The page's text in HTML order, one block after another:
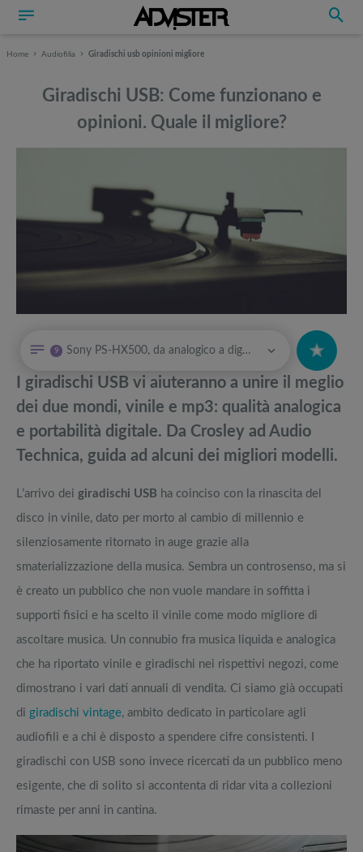
Home Audiofilia Giradischi usb opinioni migliore
Giradischi USB: Come funzionano e
opinioni. Quale il migliore?
La top 5 delle fotocamere mirrorless: ecco i migliori modelli del
Top 5 dei migliori tv 70 pollici smart e 4k del 2023
Attrezzi sportivi a metà prezzo Black Friday: Tapis roulant, cyclette,
Offerte robot aspirapolvere da non perdere nella Black Friday Week
9 Sony PS-HX500, da analogico a digitale in alta risoluzione
I giradischi USB vi aiuteranno a unire il meglio
dei due mondi, vinile e mp3: qualità analogica
e portabilità digitale. Da Crosley ad Audio
Technica, guida ad alcuni dei migliori modelli.
L’arrivo dei giradischi USB ha coinciso con la rinascita del
disco in vinile, dato per morto al cambio di millennio e
silenziosamente ritornato in auge grazie alla
smaterializzazione della musica. Sembra un controsenso, ma si
è creato un pubblico che non vuole mandare in soffitta i
supporti fisici e ha scelto il vinile come modo migliore di
ascoltare musica. Un connubio fra musica liquida e analogica
che ha riportato vinile e giradischi nei rispettivi negozi, come
dimostrano i vari dati annuali di vendita. Ci siamo già occupati
di giradischi vintage, ambito dedicato in particolare agli
audiofili e a chi è disposto a spendere cifre consistenti. I
giradischi con USB sono invece ricercati da un pubblico meno
esigente, che di solito si accontenta di ridar vita a collezioni
rimaste per anni in cantina.